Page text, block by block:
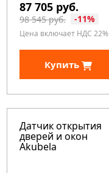
87 705 руб.
98 545 руб. -11%
Цена включает НДС 22%
Купить
Датчик открытия
дверей и окон
Akubela